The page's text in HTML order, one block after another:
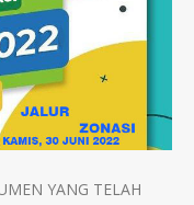
YANG TELAH